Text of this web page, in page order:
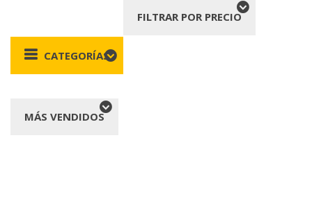
CATEGORÍAS
FILTRAR POR PRECIO
MÁS VENDIDOS